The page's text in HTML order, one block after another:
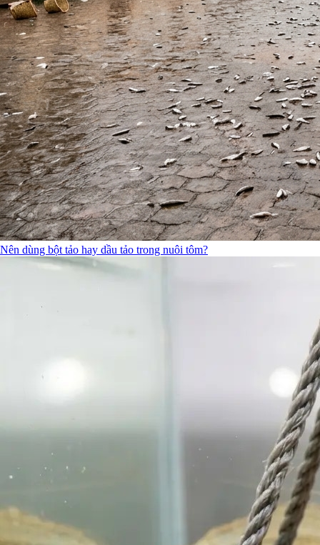
Nên dùng bột tảo hay dầu tảo trong nuôi tôm?